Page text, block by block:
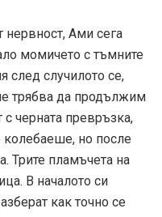
нервност, Ами сега
момичето с тъмните
след случилото се,
трябва да продължим
с черната превръзка,
но после
Трите пламъчета на
В началото си
как точно се